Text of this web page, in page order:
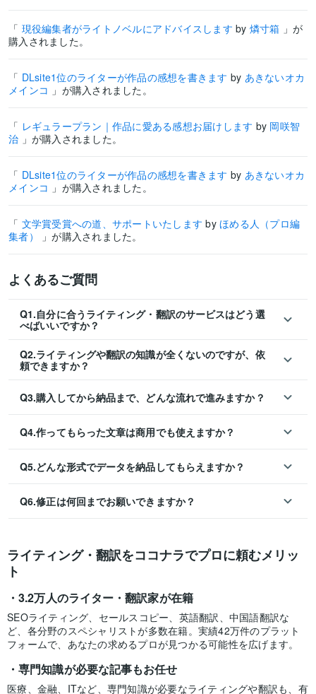
「 現役編集者がライトノベルにアドバイスします by 燐寸箱 」が
購入されました。
「 DLsite1位のライターが作品の感想を書きます by あきないオカ
メインコ 」が購入されました。
「 レギュラープラン｜作品に愛ある感想お届けします by 岡咲智
治 」が購入されました。
「 DLsite1位のライターが作品の感想を書きます by あきないオカ
メインコ 」が購入されました。
「 文学賞受賞への道、サポートいたしますby ほめる人（プロ編
集者）
」が購入されました。
よくあるご質問
Q1.自分に合うライティング・翻訳のサービスはどう選
べばいいですか？
Q2.ライティングや翻訳の知識が全くないのですが、依
頼できますか？
Q3.購入してから納品まで、どんな流れで進みますか？
Q4.作ってもらった文章は商用でも使えますか？
Q5.どんな形式でデータを納品してもらえますか？
Q6.修正は何回までお願いできますか？
ライティング・翻訳をココナラでプロに頼むメリッ
ト
3.2万人のライター・翻訳家が在籍
SEOライティング、セールスコピー、英語翻訳、中国語翻訳な
ど、各分野のスペシャリストが多数在籍。実績42万件のプラット
フォームで、あなたの求めるプロが見つかる可能性を広げます。
専門知識が必要な記事もお任せ
医療、金融、ITなど、専門知識が必要なライティングや翻訳も、有